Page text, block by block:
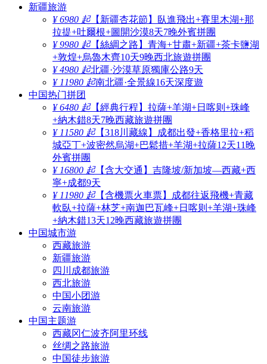
新疆旅游
¥ 6980 起【新疆杏花節】臥進飛出+賽里木湖+那
拉提+吐爾根+圖開沙漠8天7晚外賓拼團
¥ 9980 起【絲綢之路】青海+甘肅+新疆+茶卡鹽湖
+敦煌+烏魯木齊10天9晚西北旅遊拼團
¥ 4980 起北疆·沙漠草原獨庫公路9天
¥ 11980 起南北疆·全景線16天深度遊
中国热门拼团
¥ 6480 起【經典行程】拉薩+羊湖+日喀则+珠峰
+納木錯8天7晚西藏旅遊拼團
¥ 11580 起【318川藏線】成都出發+香格里拉+稻
城亞丁+波密然烏湖+巴鬆措+羊湖+拉薩12天11晚
外賓拼團
¥ 16800 起【含大交通】吉隆坡/新加坡—西藏+西
寧+成都9天
¥ 11980 起【含機票火車票】成都往返飛機+青藏
軟臥+拉薩+林芝+南迦巴瓦峰+日喀则+羊湖+珠峰
+納木錯13天12晚西藏旅遊拼團
中国城市游
西藏旅游
新疆旅游
四川成都旅游
西北旅游
中国小团游
云南旅游
中国主题游
西藏冈仁波齐阿里环线
丝绸之路旅游
中国徒步旅游